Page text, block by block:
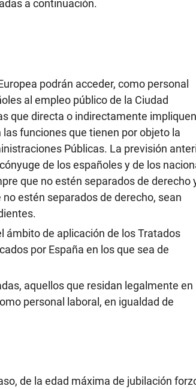
a continuación.
podrán acceder, como personal
al empleo público de la Ciudad
que directa o indirectamente impliquen
funciones que tienen por objeto la
Públicas. La previsión
de los españoles y de los
que no estén separados de derecho
estén separados de derecho, sean
ámbito de aplicación de los Tratados
por España en los que sea de
aquellos que residan legalmente en
personal laboral, en igualdad de
de la edad máxima de jubilación